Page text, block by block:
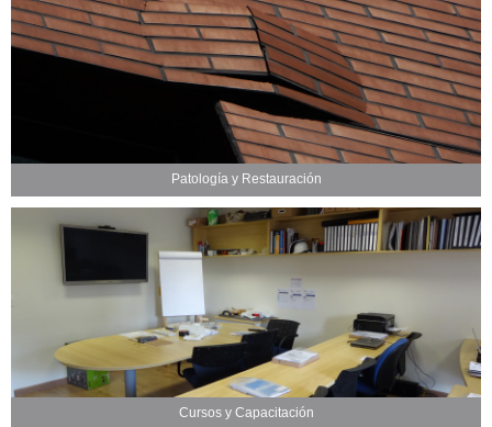
Patología y Restauración
Cursos y Capacitación